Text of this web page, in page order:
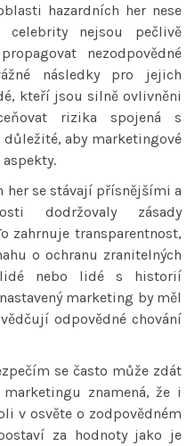
hazardních her nese
nejsou pečlivě
nezodpovědné
následky pro jejich
kteří jsou silně ovlivněni
rizika spojená s
důležité, aby marketingové
her se stávají přísnějšími a
dodržovaly zásady
zahrnuje transparentnost,
o ochranu zranitelných
nebo lidé s historií
marketing by měl
odpovědné chování
se často může zdát
znamená, že i
v osvěte o zodpovědném
za hodnoty jako je